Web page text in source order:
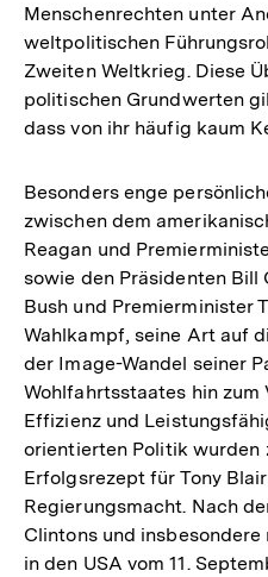
Menschenrechten unter
weltpolitischen
Zweiten Weltkrieg. Diese
politischen Grundwerten
dass von ihr häufig kaum
Besonders enge
zwischen dem
Reagan und
sowie den Präsidenten Bill
Bush und Premierminister
Wahlkampf, seine Art auf
der Image-Wandel seiner
Wohlfahrtsstaates hin zum
Effizienz und
orientierten Politik wurden
Erfolgsrezept für Tony
Regierungsmacht. Nach
Clintons und
in den USA vom 11.